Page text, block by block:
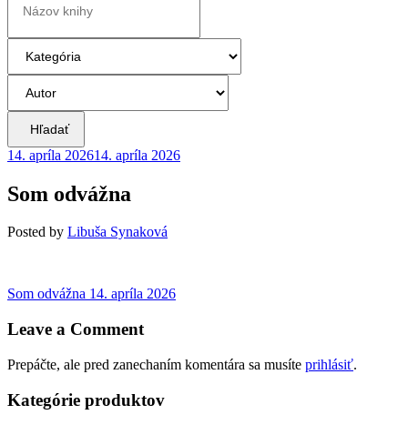
Hľadať
14. apríla 202614. apríla 2026
Som odvážna
Posted by Libuša Synaková
Navigácia
v
Som odvážna Previous
14. apríla 2026
Leave a Comment
Prepáčte, ale pred zanechaním komentára sa musíte prihlásiť.
Kategórie produktov